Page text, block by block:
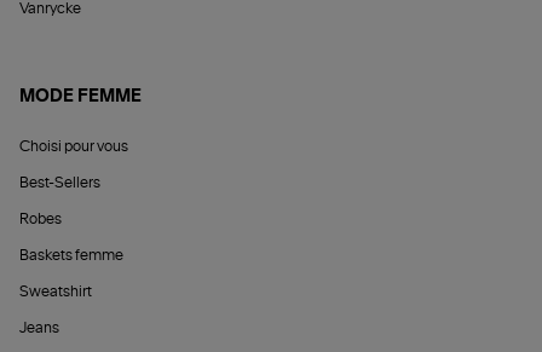
Vanrycke
MODE FEMME
Choisi pour vous
Best-Sellers
Robes
Baskets femme
Sweatshirt
Jeans